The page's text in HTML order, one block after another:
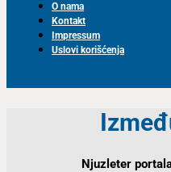
O nama
Kontakt
Impressum
Uslovi korišćenja
Njuzleter